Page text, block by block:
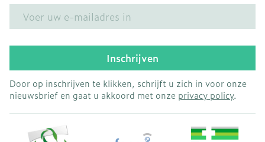
Inschrijven
Door op inschrijven te klikken, schrijft u zich in voor onze
nieuwsbrief en gaat u akkoord met onze privacy policy.